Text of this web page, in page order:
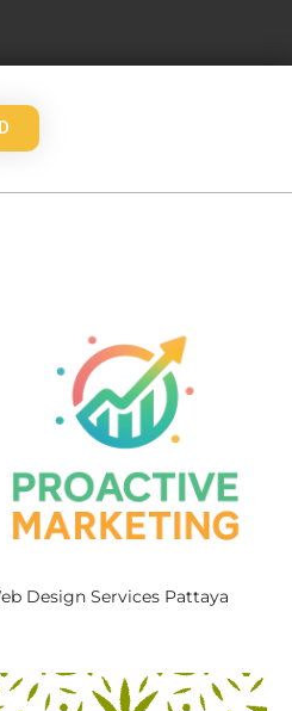
Design Services Pattaya